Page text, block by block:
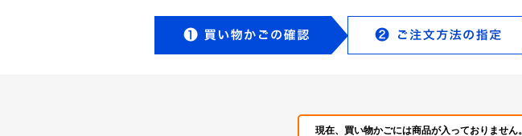
現在、買い物かごには商品が入っておりません。